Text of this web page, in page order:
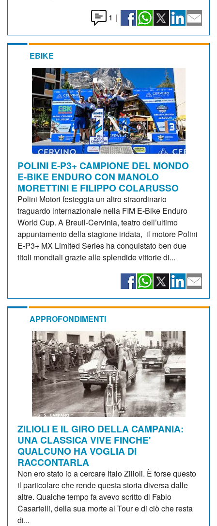
1 |
EBIKE
POLINI E-P3+ CAMPIONE DEL MONDO
E-BIKE ENDURO CON MANOLO
MORETTINI E FILIPPO COLARUSSO
Polini Motori festeggia un altro straordinario
traguardo internazionale nella FIM E-Bike Enduro
World Cup. A Breuil-Cervinia, teatro dell’ultimo
appuntamento della stagione iridata, il motore Polini
E-P3+ MX Limited Series ha conquistato ben due
titoli mondiali grazie alle splendide vittorie di...
APPROFONDIMENTI
ZILIOLI E IL GIRO DELLA CAMPANIA:
UNA CLASSICA VIVE FINCHE'
QUALCUNO HA VOGLIA DI
RACCONTARLA
Non ero stato io a cercare Italo Zilioli. È forse questo
il particolare che rende questa storia diversa dalle
altre. Qualche tempo fa avevo scritto di Fabio
Casartelli, della sua morte al Tour e di ciò che resta
di...